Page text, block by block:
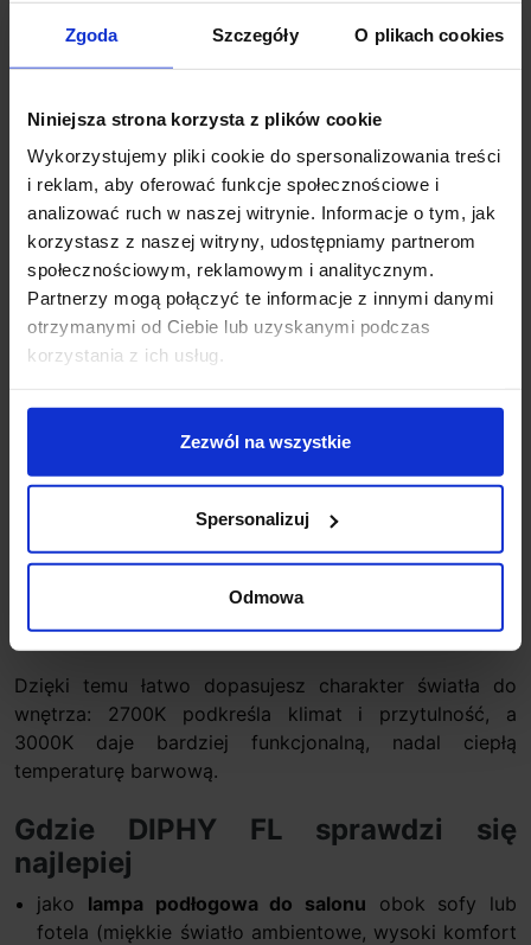
Zgoda Szczegóły O plikach cookies
Niniejsza strona korzysta z plików cookie
Wykorzystujemy pliki cookie do spersonalizowania treści
i reklam, aby oferować funkcje społecznościowe i
analizować ruch w naszej witrynie. Informacje o tym, jak
korzystasz z naszej witryny, udostępniamy partnerom
społecznościowym, reklamowym i analitycznym.
Partnerzy mogą połączyć te informacje z innymi danymi
otrzymanymi od Ciebie lub uzyskanymi podczas
korzystania z ich usług.
Zezwól na wszystkie
Spersonalizuj
Odmowa
powierzchni dyfuzora. Gdy lampa jest wyłączona, klosz
pozostaje niemal niewidoczny i wtapia się w tło. Po
włączeniu światło rozchodzi się miękko i równomiernie,
olśnienia i bez nieprzyjemnych kontrastów.
Światło, które buduje atmosferę –
wysoki CRI i wygodne ściemnianie
W korpusie z białego, lakierowanego aluminium
znajduje się wydajne, zintegrowane źródłotopLED
bardzo dobrej jakości światła (CRI 90). Na kablu
zasilającym lampa oferujeściemnianie Push-DIM
(Push/Dim), dzięki czemu możesz płynnie dopasować
Warianty do wyboru:
8165 – 3000K(uniwersalna ciepła biel do
(bardziej nastrojowa, „miękka”
ciepła biel)
Dzięki temu łatwo dopasujesz charakter światła do
wnętrza: 2700K podkreśla klimat i przytulność, a
3000K daje bardziej funkcjonalną, nadal ciepłą
temperaturę barwową.
Gdzie DIPHY FL sprawdzi się
najlepiej
jako lampa podłogowa do salonu obok sofy lub
fotela (miękkie światło ambientowe, wysoki komfort